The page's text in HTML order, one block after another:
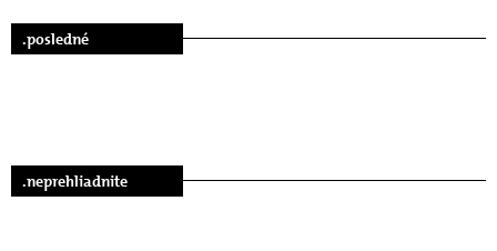
.posledné
.neprehliadnite